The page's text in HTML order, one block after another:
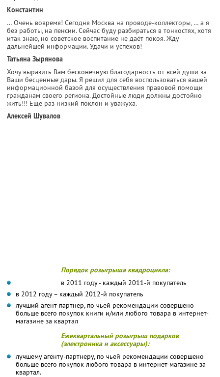
Константин
… Очень вовремя! Сегодня Москва на проводе-коллекторы, … а я
без работы, на пенсии. Сейчас буду разбираться в тонкостях, хотя
итак знаю, но советское воспитание не даёт покоя. Жду
дальнейшей информации. Удачи и успехов!
Татьяна Зырянова
Хочу выразить Вам бесконечную благодарность от всей души за
Ваши бесценные дары. Я решил для себя воспользоваться вашей
информационной базой для осуществления правовой помощи
гражданам своего региона. Достойные люди должны достойно
жить!!! Ещё раз низкий поклон и уважуха.
Алексей Шувалов
Порядок розыгрыша квадроцикла:
в 2011 году - каждый 2011-й покупатель
в 2012 году – каждый 2012-й покупатель
лучший агент-партнер, по чьей рекомендации совершено
больше всего покупок книги и/или любого товара в интернет-
магазине за квартал
Ежеквартальный розыгрыш подарков
(электроника и аксессуары):
лучшему агенту-партнеру, по чьей рекомендации совершено
больше всего покупок любого товара в интернет-магазине за
квартал.